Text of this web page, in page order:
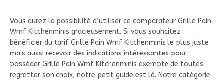
Vous aurez la possibilité d’utiliser ce comparateur Grille Pain
Wmf Kitchenminis gracieusement. Si vous souhaitez
bénéficier du tarif Grille Pain Wmf Kitchenminis le plus juste
mais aussi recevoir des indications intéressantes pour
posséder Grille Pain Wmf Kitchenminis exempte de toutes
regretter son choix, notre petit guide est là. Notre catégorie